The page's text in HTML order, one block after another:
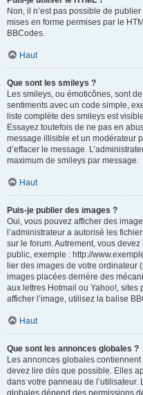
Non, il n’est pas possible de
mises en forme permises par le
BBCodes.
Haut
Que sont les smileys ?
Les smileys, ou émoticônes, sont
sentiments avec un code simple,
liste complète des smileys est
Essayez toutefois de ne pas en
message illisible et un modérateur
d’effacer le message.
maximum de smileys par message.
Haut
Puis-je publier des images ?
Oui, vous pouvez afficher des
l’administrateur a autorisé les
sur le forum. Autrement, vous
public, exemple : http://
lier des images de votre ordinateur
images placées derrière des
aux lettres Hotmail ou Yahoo!, sites
afficher l’image, utilisez la balise
Haut
Que sont les annonces globales ?
Les annonces globales
devez lire dès que possible. Elles
dans votre panneau de
globales dépend des permissions